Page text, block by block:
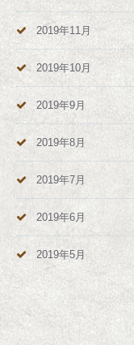
2019年11月
2019年10月
2019年9月
2019年8月
2019年7月
2019年6月
2019年5月